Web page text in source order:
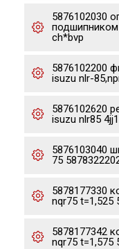
5876102030
подшипником
ch*bvp
5876102200
isuzu nlr-
5876102620
isuzu nlr85
5876103040
75
5878177330
nqr75 t=1,525
5878177342
nqr75 t=1,575